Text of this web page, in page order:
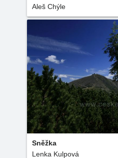
Aleš Chýle
Sněžka
Lenka Kulpová